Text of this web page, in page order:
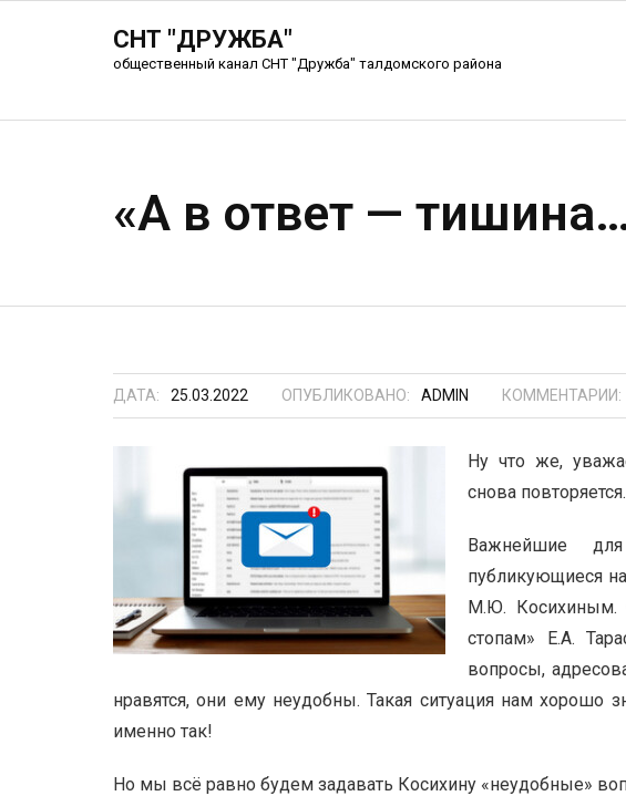
СНТ "ДРУЖБА"
общественный канал СНТ "Дружба" талдомского района
«А в ответ —
ДАТА: 25.03.2022 ОПУБЛИКОВАНО: ADMIN КОММЕНТАРИИ:
Ну что же,
снова
Важнейшие
публикующиеся
М.Ю. Косихиным.
стопам» Е.А.
вопросы,
нравятся, они ему неудобны. Такая ситуация нам хорошо
именно так!
Но мы всё равно будем задавать Косихину «неудобные»